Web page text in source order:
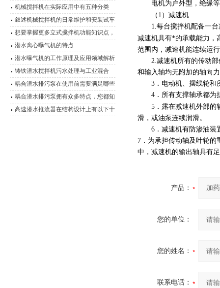
护，既简单又方便
机械搅拌机在实际应用中有五种分类
叙述机械搅拌机的日常维护和安装试车
想要掌握更多立式搅拌机功能知识点，
这里有
潜水离心曝气机的特点
潜水曝气机的工作原理及应用领域解析
铸铁潜水搅拌机污水处理与工业混合
的“隐形推手”
耦合潜水排污泵在使用前需要满足哪些
条件？
耦合潜水排污泵拥有众多特点，您都知
道吗？
高速潜水推流器在结构设计上有以下十
电机为户外型，绝缘
（ 1 ）减速机
1.每台搅拌机配备一
减速机具有*的承载能力，
范围内，减速机能连续运
2.减速机所有的传动
和输入轴均无附加的轴向
3 ．电动机、摆线轮
4 ．所有支撑轴承都
5 ．露在减速机外部
滑，或油泵连续润滑。
6 ．减速机有防渗油
7 ．为承担传动轴及叶轮
中，减速机的输出轴具有
产品：
您的单位：
您的姓名：
联系电话：